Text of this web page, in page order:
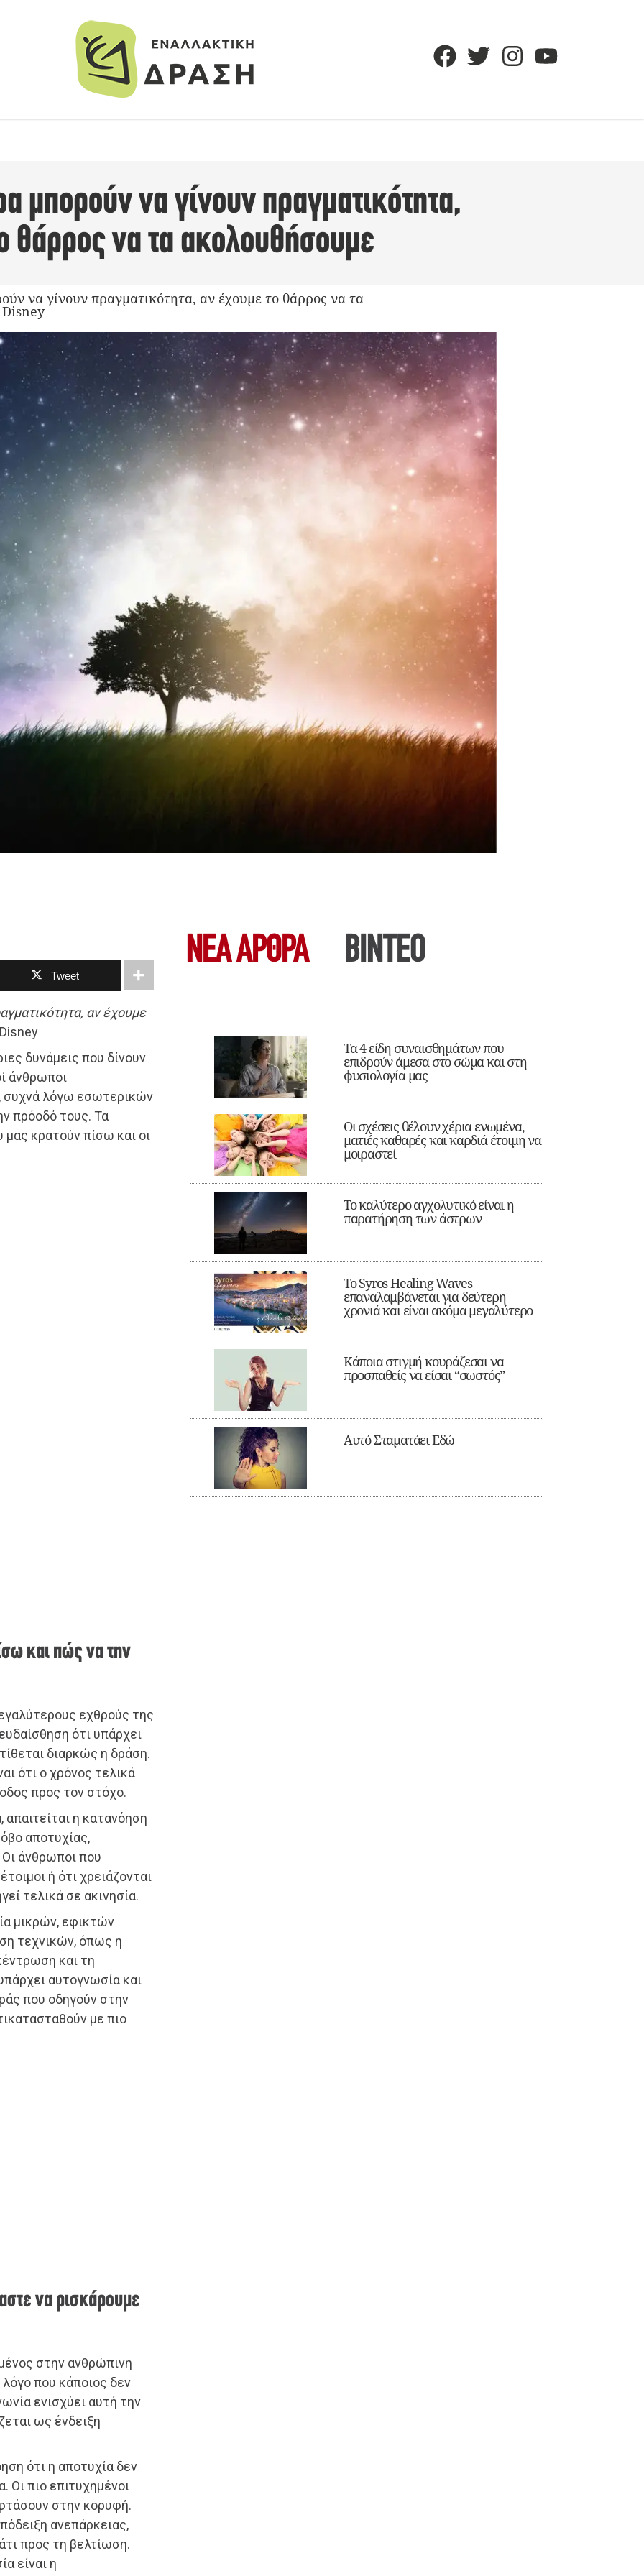
μπορούν να γίνουν πραγματικότητα,
θάρρος να τα ακολουθήσουμε
να γίνουν πραγματικότητα, αν έχουμε το θάρρος να τα
Tweet
αν έχουμε
δυνάμεις που δίνουν
άνθρωποι
συχνά λόγω εσωτερικών
πρόοδό τους. Τα
μας κρατούν πίσω και οι
και πώς να την
εχθρούς της
ότι υπάρχει
διαρκώς η δράση.
ότι ο χρόνος τελικά
προς τον στόχο.
απαιτείται η κατανόηση
αποτυχίας,
άνθρωποι που
ή ότι χρειάζονται
τελικά σε ακινησία.
μικρών, εφικτών
τεχνικών, όπως η
και τη
αυτογνωσία και
που οδηγούν στην
με πιο
να ρισκάρουμε
στην ανθρώπινη
που κάποιος δεν
ενισχύει αυτή την
ως ένδειξη
ότι η αποτυχία δεν
Οι πιο επιτυχημένοι
στην κορυφή.
ανεπάρκειας,
προς τη βελτίωση.
είναι η
ΝΕΑ ΆΡΘΡΑ ΒΙΝΤΕΟ
Τα 4 είδη συναισθημάτων που
επιδρούν άμεσα στο σώμα και στη
φυσιολογία μας
Οι σχέσεις θέλουν χέρια ενωμένα,
ματιές καθαρές και καρδιά έτοιμη να
μοιραστεί
Το καλύτερο αγχολυτικό είναι η
παρατήρηση των άστρων
Το Syros Healing Waves
επαναλαμβάνεται για δεύτερη
χρονιά και είναι ακόμα μεγαλύτερο
Κάποια στιγμή κουράζεσαι να
προσπαθείς να είσαι “σωστός”
Αυτό Σταματάει Εδώ